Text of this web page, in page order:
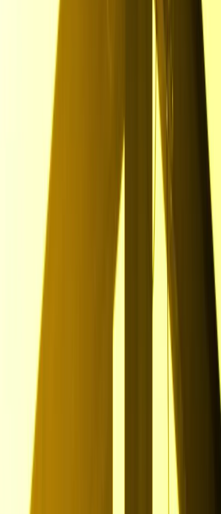
E-Mailadresse eingeben und direkt starten
Talentprofil in wenigen Minuten
Basisfragen beantworten
Direkt mit unserer KI-Assistenz LINA dein Talentprofil finalisieren
2.